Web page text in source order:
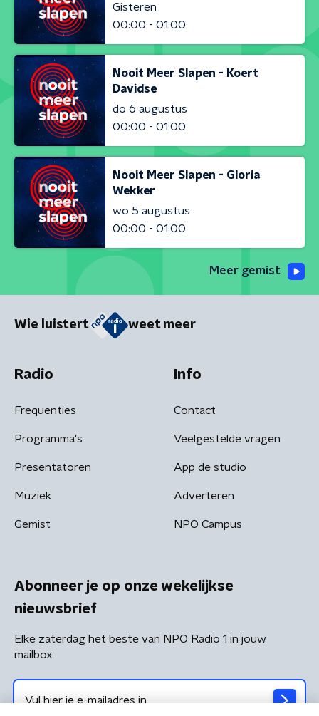
Gisteren
00:00 - 01:00
Nooit Meer Slapen - Koert
Davidse
do 6 augustus
00:00 - 01:00
Nooit Meer Slapen - Gloria
Wekker
wo 5 augustus
00:00 - 01:00
Meer gemist
Wie luistert weet meer
Radio
Frequenties
Programma's
Presentatoren
Muziek
Gemist
Info
Contact
Veelgestelde vragen
App de studio
Adverteren
NPO Campus
Abonneer je op onze wekelijkse
nieuwsbrief
Elke zaterdag het beste van NPO Radio 1 in jouw
mailbox